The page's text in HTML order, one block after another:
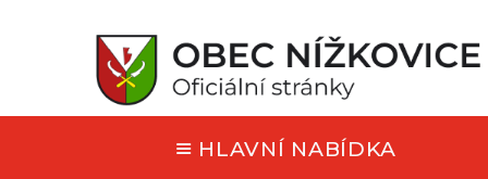
HLAVNÍ NABÍDKA